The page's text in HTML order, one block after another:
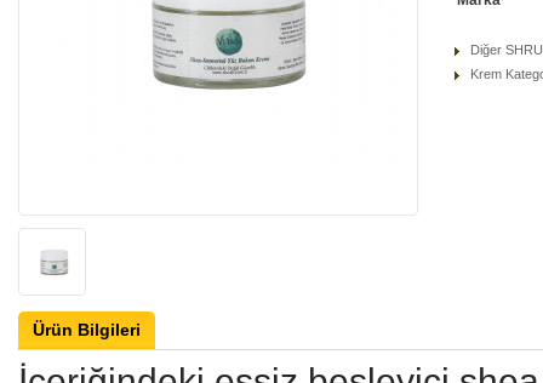
Diğer
Krem
Ürün Bilgileri